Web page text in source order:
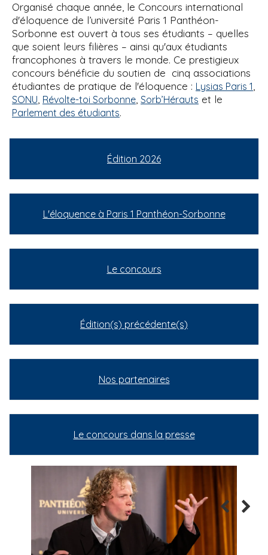
Organisé chaque année, le Concours international
d'éloquence de l’université Paris 1 Panthéon-
Sorbonne est ouvert à tous ses étudiants – quelles
que soient leurs filières – ainsi qu'aux étudiants
francophones à travers le monde. Ce prestigieux
concours bénéficie du soutien de cinq associations
étudiantes de pratique de l'éloquence : Lysias Paris 1
SONU Révolte-toi Sorbonne Sorb’Hérauts et le
Parlement des étudiants.
Édition 2026
L'éloquence à Paris 1 Panthéon-Sorbonne
Le concours
Édition(s) précédente(s)
Nos partenaires
Le concours dans la presse